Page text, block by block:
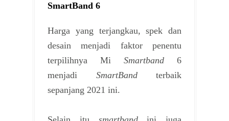
SmartBand 6
Harga yang terjangkau, spek dan
desain menjadi faktor penentu
terpilihnya Mi Smartband 6
menjadi SmartBandterbaik
sepanjang 2021 ini.